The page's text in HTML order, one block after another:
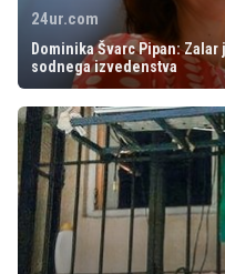
24ur.com
Dominika Švarc Pipan:
sodnega izvedenstva